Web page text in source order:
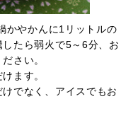
かやかんに1リットルの
たら弱火で5～6分、お
さい。
ます。
でなく、アイスでもお